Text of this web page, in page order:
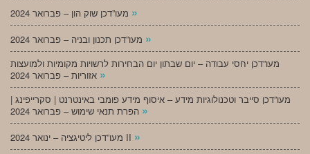
»
»
מעו”דכן יחסי עבודה – יום שבתון יום הבחירות לרשויות מקומיות ולמועצות
»
מעו”דכן סייבר וטכנולוגיות מידע – איסוף מידע פומבי באינטרנט | סקרייפינג |
»
מעו”דכן ליטיגציה – ינואר 2024 II »